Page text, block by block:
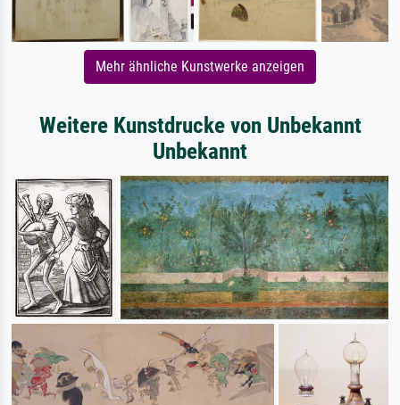
Mehr ähnliche Kunstwerke anzeigen
Weitere Kunstdrucke von Unbekannt
Unbekannt